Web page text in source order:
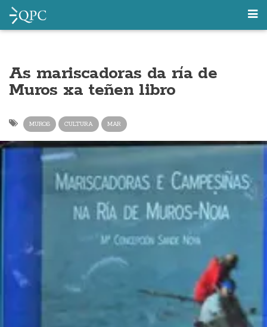
As mariscadoras da ría de
Muros xa teñen libro
MUROS CULTURA MAR